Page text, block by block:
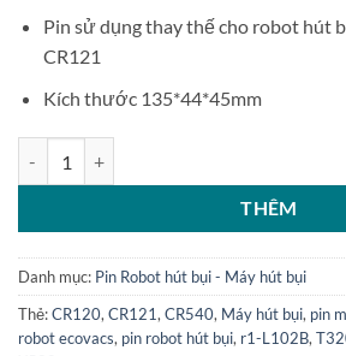
Pin sử dụng thay thế cho robot hút
CR121
Kích thước 135*44*45mm
THÊM
Danh mục: Pin Robot hút bụi - Máy hút bụi
Thẻ:CR120,CR121,CR540, Máy hút bụi, pin
robot ecovacs, pin robot hút bụi, r1-L102B,